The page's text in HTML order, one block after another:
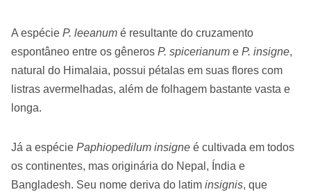
A espécie P. leeanum é resultante do cruzamento
espontâneo entre os gêneros P. spicerianum e P. insigne,
natural do Himalaia, possui pétalas em suas flores com
listras avermelhadas, além de folhagem bastante vasta e
longa.
Já a espécie Paphiopedilum insigne é cultivada em todos
os continentes, mas originária do Nepal, Índia e
Bangladesh. Seu nome deriva do latim insignis, que